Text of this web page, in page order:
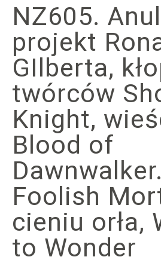
NZ605.
projekt
GIlberta,
twórców
Knight,
Blood of
Dawnwalker.
Foolish
cieniu orła,
to Wonder